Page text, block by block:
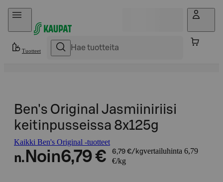
Hyppää sisältöön
Tuotteet
Ben's Original Jasmiiniriisi
keitinpusseissa 8x125g
Kaikki Ben's Original -tuotteet
n. Noin6,79 € 6,79 €/kgvertailuhinta 6,79
€/kg